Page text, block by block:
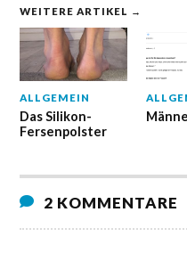
WEITERE ARTIKEL →
ALLGEMEIN
Das Silikon-
Fersenpolster
2 KOMMENTARE